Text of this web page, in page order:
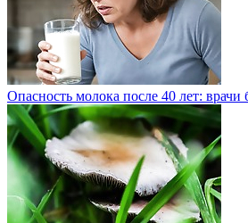
Опасность молока после 40 лет: врачи